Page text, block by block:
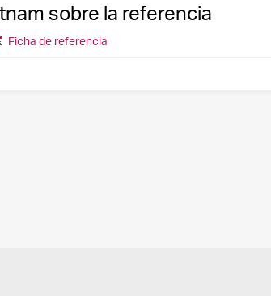
sobre la referencia
Ficha de referencia